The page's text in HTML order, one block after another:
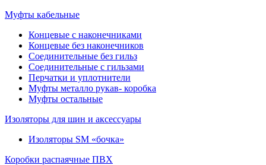
Муфты кабельные
Концевые с наконечниками
Концевые без наконечников
Соединительные без гильз
Соединительные с гильзами
Перчатки и уплотнители
Муфты металло рукав- коробка
Муфты остальные
Изоляторы для шин и аксессуары
Изоляторы SM «бочка»
Коробки распаячные ПВХ